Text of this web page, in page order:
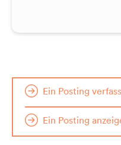
Ein Posting
Ein Posting